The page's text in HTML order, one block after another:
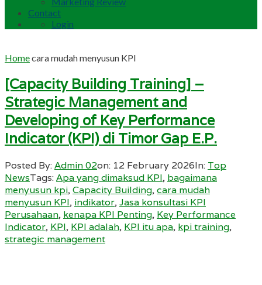
Contact
Login
Homecara mudah menyusun KPI
[Capacity Building Training] –
Strategic Management and
Developing of Key Performance
Indicator (KPI) di Timor Gap E.P.
Posted By:Admin 02on: 12 February 2026In: Top
NewsTags:Apa yang dimaksud KPI, bagaimana
menyusun kpi,Capacity Building,cara mudah
menyusun KPI, indikator,Jasa konsultasi KPI
Perusahaan, kenapa KPI Penting, Key Performance
Indicator, KPI, KPI adalah, KPI itu apa, kpi training,
strategic management